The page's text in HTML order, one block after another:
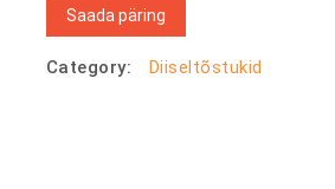
Saada päring
Category: Diiseltõstukid